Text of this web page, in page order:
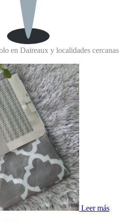
en Daireaux y localidades cercanas
Leer más